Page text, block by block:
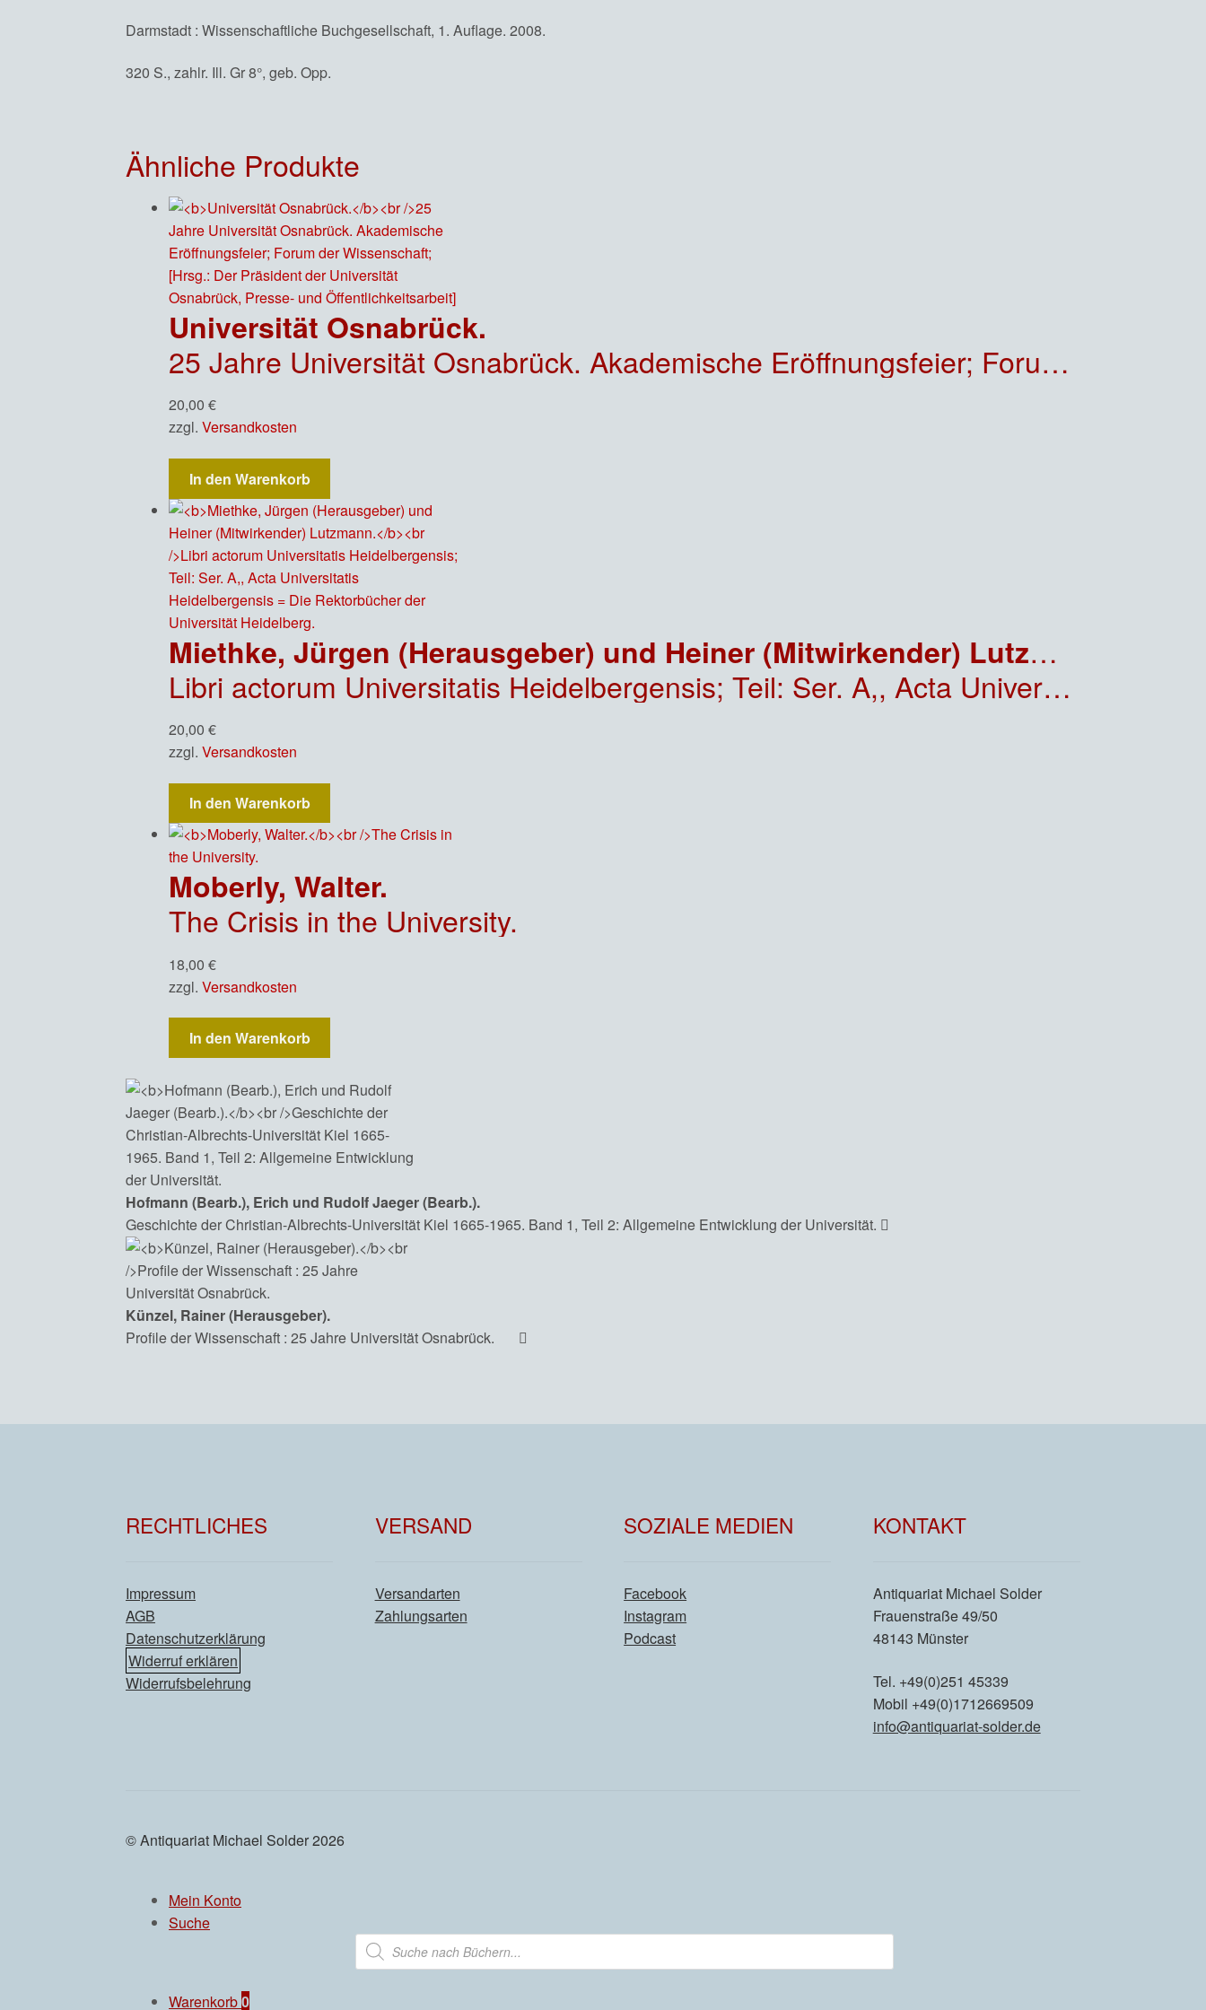
Darmstadt : Wissenschaftliche Buchgesellschaft, 1. Auflage. 2008.
320 S., zahlr. Ill. Gr 8°, geb. Opp.
Ähnliche Produkte
Universität Osnabrück.
25 Jahre Universität Osnabrück. Akademische Eröffnungsfeier; Forum der Wissenschaft; [Hrsg.: Der Präsident der Universität Osnabrück, Presse- und Öffentlichkeitsarbeit]
20,00€
zzgl.Versandkosten
In den Warenkorb
Miethke, Jürgen (Herausgeber) und Heiner (Mitwirkender) Lutzmann.
Libri actorum Universitatis Heidelbergensis; Teil: Ser. A,, Acta Universitatis Heidelbergensis = Die Rektorbücher der Universität Heidelberg.
20,00€
zzgl.Versandkosten
In den Warenkorb
Moberly, Walter.
The Crisis in the University.
18,00€
zzgl.Versandkosten
In den Warenkorb
Hofmann (Bearb.), Erich und Rudolf Jaeger (Bearb.).
Geschichte der Christian-Albrechts-Universität Kiel 1665-1965. Band 1, Teil 2: Allgemeine Entwicklung der Universität.
Künzel, Rainer (Herausgeber).
Profile der Wissenschaft : 25 Jahre Universität Osnabrück.
RECHTLICHES
Impressum
AGB
Datenschutzerklärung
Widerruf erklären
Widerrufsbelehrung
VERSAND
Versandarten
Zahlungsarten
SOZIALE MEDIEN
Facebook
Instagram
Podcast
KONTAKT
Antiquariat Michael Solder
Frauenstraße 49/50
48143 Münster
Tel. +49(0)251 45339
Mobil +49(0)1712669509
info@antiquariat-solder.de
© Antiquariat Michael Solder 2026
Mein Konto
Suche
Products
search
Warenkorb0